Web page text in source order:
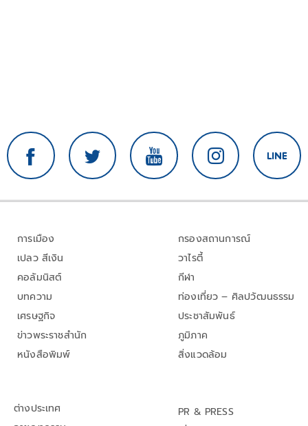
การเมือง
เปลว สีเงิน
คอลัมนิสต์
บทความ
เศรษฐกิจ
ข่าวพระราชสำนัก
หนังสือพิมพ์
กรองสถานการณ์
วาไรตี้
กีฬา
ท่องเที่ยว – ศิลปวัฒนธรรม
ประชาสัมพันธ์
ภูมิภาค
สิ่งแวดล้อม
ต่างประเทศ
PR & PRESS